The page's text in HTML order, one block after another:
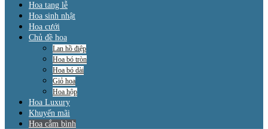
Hoa tang lễ
Hoa sinh nhật
Hoa cưới
Chủ đề hoa
Lan hồ điệp
Hoa bó tròn
Hoa bó dài
Giỏ hoa
Hoa hộp
Hoa Luxury
Khuyến mãi
Hoa cắm bình